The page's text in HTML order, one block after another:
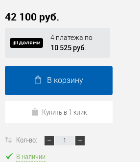
42 100 руб.
4 платежа по
10 525 руб.
В корзину
Купить в 1 клик
Кол-во:
В наличии